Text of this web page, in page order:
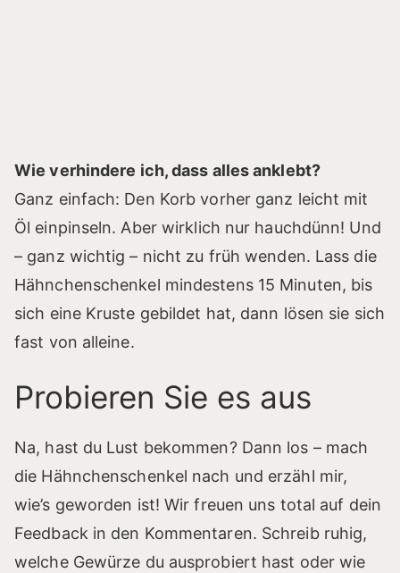
Wie verhindere ich, dass alles anklebt?
Ganz einfach: Den Korb vorher ganz leicht mit
Öl einpinseln. Aber wirklich nur hauchdünn! Und
– ganz wichtig – nicht zu früh wenden. Lass die
Hähnchenschenkel mindestens 15 Minuten, bis
sich eine Kruste gebildet hat, dann lösen sie sich
fast von alleine.
Probieren Sie es aus
Na, hast du Lust bekommen? Dann los – mach
die Hähnchenschenkel nach und erzähl mir,
wie’s geworden ist! Wir freuen uns total auf dein
Feedback in den Kommentaren. Schreib ruhig,
welche Gewürze du ausprobiert hast oder wie